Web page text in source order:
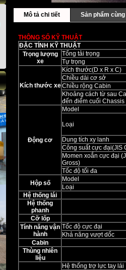
Mô tả chi tiết Sản phẩm
THÔNG SỐ KỸ THUẬT
ĐẶC TÍNH KỸ THUẬT
Trọng lượng
xe
Tổng tải trọng
Tự trọng
Kích thước xe
Kích thước(D x R x C)
Chiều dài cơ sở
Chiều rộng Cabin
Khoảng cách từ sau
đến điểm cuối Chassis
Động cơ
Model
Loại
Dung tích xy lanh
Công suất cực đại(JIS
Momen xoắn cực đại
Gross)
Tốc độ tối đa
Hộp số
Model
Loại
Hệ thống lái
Hệ thống
phanh
Cỡ lốp
Tính năng vận
hành
Tốc độ cực đại
Khả năng vượt dốc
Cabin
Thùng nhiên
liệu
Hệ thống trợ lực tay lái